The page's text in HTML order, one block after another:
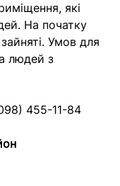
які
На початку
Умов для
людей з
455-11-84